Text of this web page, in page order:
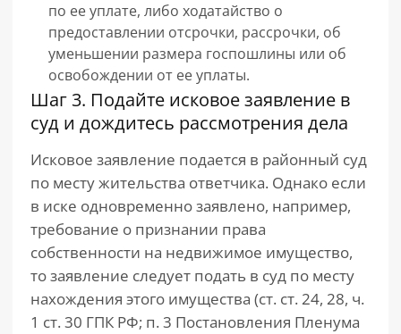
по ее уплате, либо ходатайство о
предоставлении отсрочки, рассрочки, об
уменьшении размера госпошлины или об
освобождении от ее уплаты.
Шаг 3. Подайте исковое заявление в
суд и дождитесь рассмотрения дела
Исковое заявление подается в районный суд
по месту жительства ответчика. Однако если
в иске одновременно заявлено, например,
требование о признании права
собственности на недвижимое имущество,
то заявление следует подать в суд по месту
нахождения этого имущества (ст. ст. 24, 28, ч.
1 ст. 30 ГПК РФ; п. 3 Постановления Пленума